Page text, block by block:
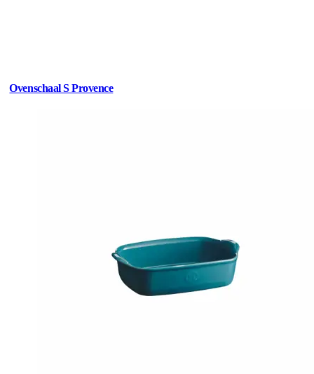
Ovenschaal S Provence